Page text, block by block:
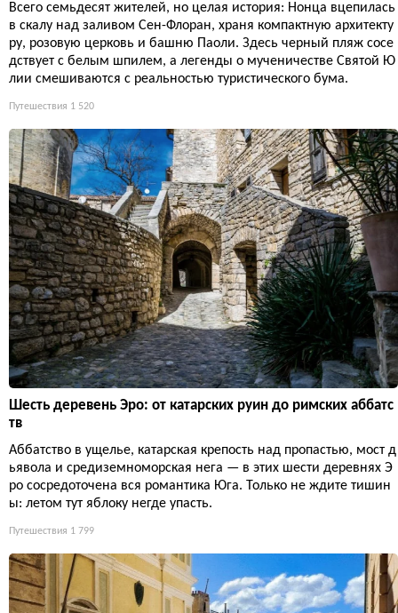
Всего семьдесят жителей, но целая история: Нонца вцепилась
в скалу над заливом Сен-Флоран, храня компактную архитекту
ру, розовую церковь и башню Паоли. Здесь черный пляж сосе
дствует с белым шпилем, а легенды о мученичестве Святой Ю
лии смешиваются с реальностью туристического бума.
Путешествия 1 520
Шесть деревень Эро: от катарских руин до римских аббатс
тв
Аббатство в ущелье, катарская крепость над пропастью, мост д
ьявола и средиземноморская нега — в этих шести деревнях Э
ро сосредоточена вся романтика Юга. Только не ждите тишин
ы: летом тут яблоку негде упасть.
Путешествия 1 799